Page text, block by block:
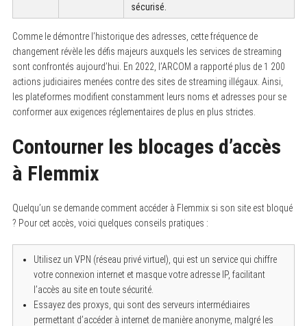
sécurisé.
Comme le démontre l’historique des adresses, cette fréquence de
changement révèle les défis majeurs auxquels les services de streaming
sont confrontés aujourd’hui. En 2022, l’ARCOM a rapporté plus de 1 200
actions judiciaires menées contre des sites de streaming illégaux. Ainsi,
les plateformes modifient constamment leurs noms et adresses pour se
conformer aux exigences réglementaires de plus en plus strictes.
Contourner les blocages d’accès
à Flemmix
Quelqu’un se demande comment accéder à Flemmix si son site est bloqué
? Pour cet accès, voici quelques conseils pratiques :
Utilisez un VPN (réseau privé virtuel), qui est un service qui chiffre
votre connexion internet et masque votre adresse IP, facilitant
l’accès au site en toute sécurité.
Essayez des proxys, qui sont des serveurs intermédiaires
permettant d’accéder à internet de manière anonyme, malgré les